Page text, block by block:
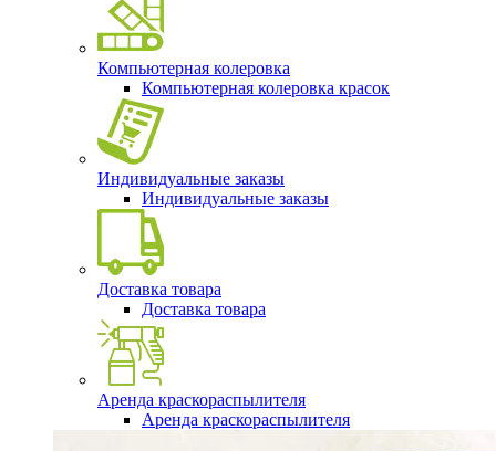
Компьютерная колеровка
Компьютерная колеровка красок
Индивидуальные заказы
Индивидуальные заказы
Доставка товара
Доставка товара
Аренда краскораспылителя
Аренда краскораспылителя